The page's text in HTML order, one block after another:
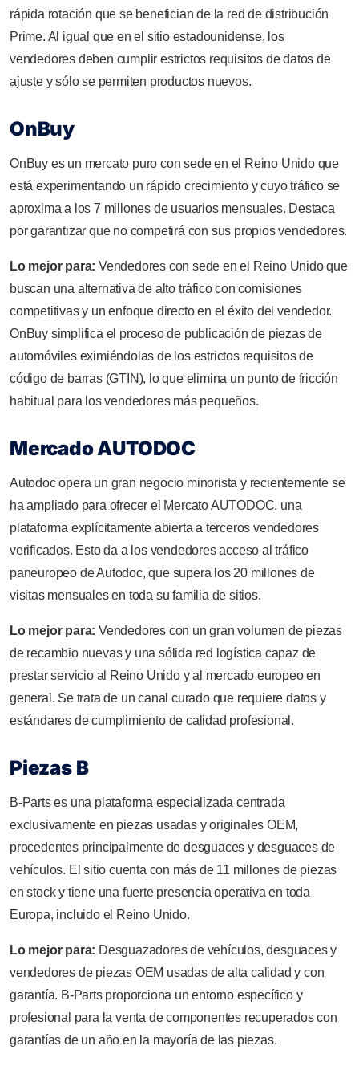
rápida rotación que se benefician de la red de distribución
Prime. Al igual que en el sitio estadounidense, los
vendedores deben cumplir estrictos requisitos de datos de
ajuste y sólo se permiten productos nuevos.
OnBuy
OnBuy es un mercato puro con sede en el Reino Unido que
está experimentando un rápido crecimiento y cuyo tráfico se
aproxima a los 7 millones de usuarios mensuales. Destaca
por garantizar que no competirá con sus propios vendedores.
Lo mejor para: Vendedores con sede en el Reino Unido que
buscan una alternativa de alto tráfico con comisiones
competitivas y un enfoque directo en el éxito del vendedor.
OnBuy simplifica el proceso de publicación de piezas de
automóviles eximiéndolas de los estrictos requisitos de
código de barras (GTIN), lo que elimina un punto de fricción
habitual para los vendedores más pequeños.
Mercado AUTODOC
Autodoc opera un gran negocio minorista y recientemente se
ha ampliado para ofrecer el Mercato AUTODOC, una
plataforma explícitamente abierta a terceros vendedores
verificados. Esto da a los vendedores acceso al tráfico
paneuropeo de Autodoc, que supera los 20 millones de
visitas mensuales en toda su familia de sitios.
Lo mejor para: Vendedores con un gran volumen de piezas
de recambio nuevas y una sólida red logística capaz de
prestar servicio al Reino Unido y al mercado europeo en
general. Se trata de un canal curado que requiere datos y
estándares de cumplimiento de calidad profesional.
Piezas B
B-Parts es una plataforma especializada centrada
exclusivamente en piezas usadas y originales OEM,
procedentes principalmente de desguaces y desguaces de
vehículos. El sitio cuenta con más de 11 millones de piezas
en stock y tiene una fuerte presencia operativa en toda
Europa, incluido el Reino Unido.
Lo mejor para: Desguazadores de vehículos, desguaces y
vendedores de piezas OEM usadas de alta calidad y con
garantía. B-Parts proporciona un entorno específico y
profesional para la venta de componentes recuperados con
garantías de un año en la mayoría de las piezas.